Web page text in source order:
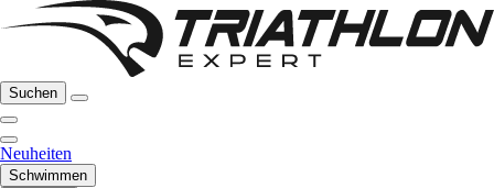
Suchen
Neuheiten
Schwimmen